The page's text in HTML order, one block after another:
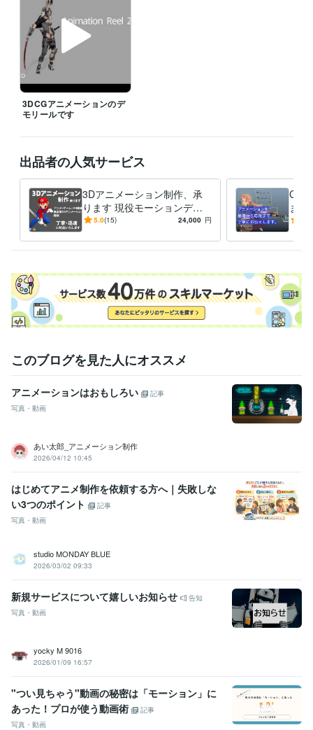
3DCGアニメーションのデ
モリールです
出品者の人気サービス
3Dアニメーション制作、承
ります 現役モーションデザ
イナーが高品質なアニメーシ
5.0(15) 24,000 円
CG
ま
また
このブログを見た人にオススメ
アニメーションはおもしろい
記事
写真・動画
あい太郎_アニメーション制作
2026/04/12 10:45
はじめてアニメ制作を依頼する方へ｜失敗しな
い3つのポイント
記事
写真・動画
studio MONDAY BLUE
2026/03/02 09:33
新規サービスについて嬉しいお知らせ
告知
写真・動画
yocky M 9016
2026/01/09 16:57
"つい見ちゃう"動画の秘密は「モーション」に
あった！プロが使う動画術
記事
写真・動画